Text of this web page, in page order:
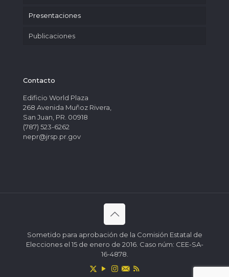
Presentaciones
Publicaciones
Contacto
Edificio World Plaza
268 Avenida Muñoz Rivera,
San Juan, PR. 00918
(787) 523-6262
nepr@jrsp.pr.gov
Sometido para aprobación de la Comisión Estatal de
Elecciones el 15 de enero de 2016. Caso núm: CEE-SA-
16-4878.